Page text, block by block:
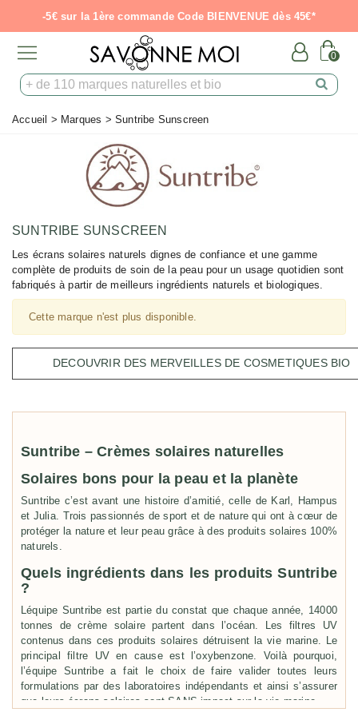
-5€ sur la 1ère commande Code BIENVENUE dès 45€*
0
Accueil > Marques > Suntribe Sunscreen
SUNTRIBE SUNSCREEN
Les écrans solaires naturels dignes de confiance et une gamme
complète de produits de soin de la peau pour un usage quotidien sont
fabriqués à partir de meilleurs ingrédients naturels et biologiques.
Cette marque n'est plus disponible.
DECOUVRIR DES MERVEILLES DE COSMETIQUES BIO
Suntribe – Crèmes solaires naturelles
Solaires bons pour la peau et la planète
Suntribe c’est avant une histoire d’amitié, celle de Karl, Hampus
et Julia. Trois passionnés de sport et de nature qui ont à cœur de
protéger la nature et leur peau grâce à des produits solaires 100%
naturels.
Quels ingrédients dans les produits Suntribe
?
Léquipe Suntribe est partie du constat que chaque année, 14000
tonnes de crème solaire partent dans l’océan. Les filtres UV
contenus dans ces produits solaires détruisent la vie marine. Le
principal filtre UV en cause est l’oxybenzone. Voilà pourquoi,
l’équipe Suntribe a fait le choix de faire valider toutes leurs
formulations par des laboratoires indépendants et ainsi s’assurer
que leurs écrans solaires sont SANS impact sur la vie marine.